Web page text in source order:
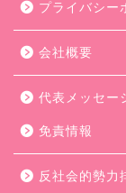
プライバシー
会社概要
代表メッセー
免責情報
反社会的勢力